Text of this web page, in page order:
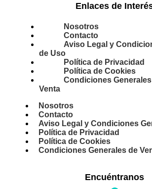
Enlaces de
Nosotros
Contacto
Aviso Legal y
de Uso
Política de Privacidad
Política de Cookies
Condiciones
Venta
Nosotros
Contacto
Aviso Legal y Condiciones
Política de Privacidad
Política de Cookies
Condiciones Generales de
Encuéntranos